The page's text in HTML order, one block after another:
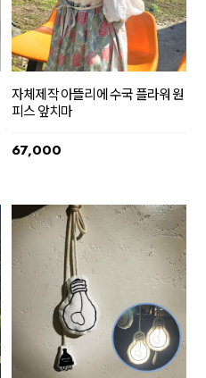
자체제작 아뜰리에 수국 플라워 원
피스 앞치마
67,000